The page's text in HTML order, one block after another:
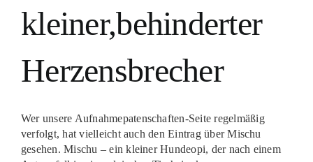
kleiner,behinderter
Herzensbrecher
Wer unsere Aufnahmepatenschaften-Seite regelmäßig
verfolgt, hat vielleicht auch den Eintrag über Mischu
gesehen. Mischu – ein kleiner Hundeopi, der nach einem